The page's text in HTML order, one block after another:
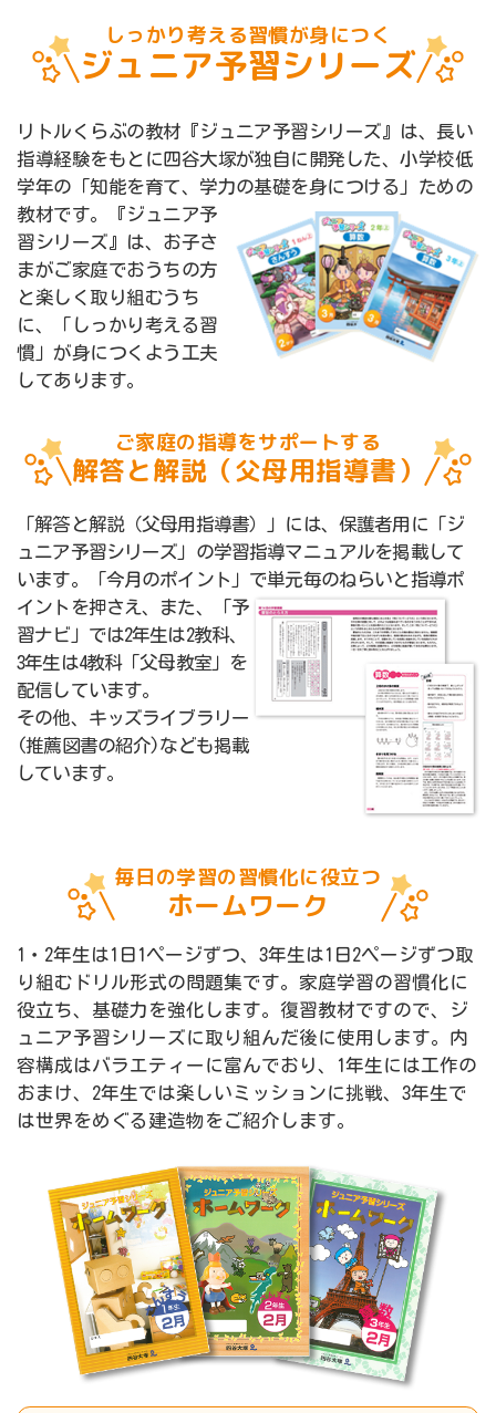
しっかり考える習慣が身につく
ジュニア予習シリーズ
リトルくらぶの教材『ジュニア予習シリーズ』は、長い
指導経験をもとに四谷大塚が独自に開発した、小学校低
学年の「知能を育て、学力の基礎を身につける」ための
教材です。『ジュニア予
習シリーズ』は、お子さ
まがご家庭でおうちの方
と楽しく取り組むうち
に、「しっかり考える習
慣」が身につくよう工夫
してあります。
ご家庭の指導をサポートする
解答と解説（父母用指導書）
「解答と解説（父母用指導書）」には、保護者用に「ジ
ュニア予習シリーズ」の学習指導マニュアルを掲載して
います。「今月のポイント」で単元毎のねらいと指導ポ
イントを押さえ、また、「予
習ナビ」では2年生は2教科、
3年生は4教科「父母教室」を
配信しています。
その他、キッズライブラリー
(推薦図書の紹介)なども掲載
しています。
毎日の学習の習慣化に役立つ
ホームワーク
1・2年生は1日1ページずつ、3年生は1日2ページずつ取
り組むドリル形式の問題集です。家庭学習の習慣化に
役立ち、基礎力を強化します。復習教材ですので、ジ
ュニア予習シリーズに取り組んだ後に使用します。内
容構成はバラエティーに富んでおり、1年生には工作の
おまけ、2年生では楽しいミッションに挑戦、3年生で
は世界をめぐる建造物をご紹介します。